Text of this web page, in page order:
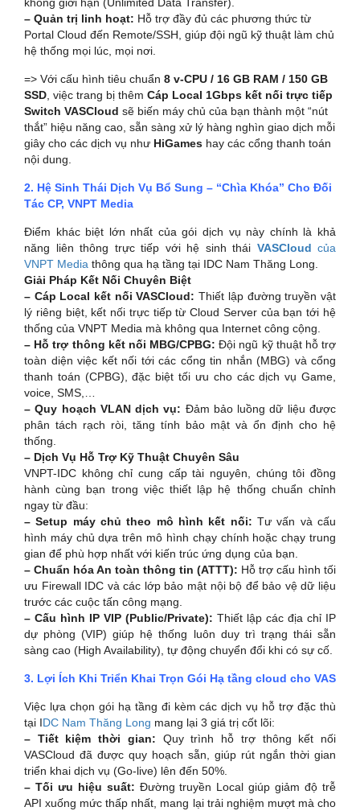
– Quản trị linh hoạt: Hỗ trợ đầy đủ các phương thức từ
Portal Cloud đến Remote/SSH, giúp đội ngũ kỹ thuật làm chủ
hệ thống mọi lúc, mọi nơi.
=> Với cấu hình tiêu chuẩn 8 v-CPU / 16 GB RAM / 150 GB
SSD , việc trang bị thêm Cáp Local 1Gbps kết nối trực tiếp
Switch VASCloud sẽ biến máy chủ của bạn thành một “nút
thắt” hiệu năng cao, sẵn sàng xử lý hàng nghìn giao dịch mỗi
giây cho các dịch vụ như HiGames hay các cổng thanh toán
nội dung.
2. Hệ Sinh Thái Dịch Vụ Bổ Sung – “Chìa Khóa” Cho Đối
Tác CP, VNPT Media
Điểm khác biệt lớn nhất của gói dịch vụ này chính là khả
năng liên thông trực tiếp với hệ sinh thái VASCloud của
VNPT Media thông qua hạ tầng tại IDC Nam Thăng Long.
Giải Pháp Kết Nối Chuyên Biệt
– Cáp Local kết nối VASCloud: Thiết lập đường truyền vật
lý riêng biệt, kết nối trực tiếp từ Cloud Server của bạn tới hệ
thống của VNPT Media mà không qua Internet công cộng.
– Hỗ trợ thông kết nối MBG/CPBG: Đội ngũ kỹ thuật hỗ trợ
toàn diện việc kết nối tới các cổng tin nhắn (MBG) và cổng
thanh toán (CPBG), đặc biệt tối ưu cho các dịch vụ Game,
voice, SMS,…
– Quy hoạch VLAN dịch vụ: Đảm bảo luồng dữ liệu được
phân tách rạch ròi, tăng tính bảo mật và ổn định cho hệ
thống.
– Dịch Vụ Hỗ Trợ Kỹ Thuật Chuyên Sâu
VNPT-IDC không chỉ cung cấp tài nguyên, chúng tôi đồng
hành cùng bạn trong việc thiết lập hệ thống chuẩn chỉnh
ngay từ đầu:
– Setup máy chủ theo mô hình kết nối: Tư vấn và cấu
hình máy chủ dựa trên mô hình chạy chính hoặc chạy trung
gian để phù hợp nhất với kiến trúc ứng dụng của bạn.
– Chuẩn hóa An toàn thông tin (ATTT): Hỗ trợ cấu hình tối
ưu Firewall IDC và các lớp bảo mật nội bộ để bảo vệ dữ liệu
trước các cuộc tấn công mạng.
– Cấu hình IP VIP (Public/Private): Thiết lập các địa chỉ IP
dự phòng (VIP) giúp hệ thống luôn duy trì trạng thái sẵn
sàng cao (High Availability), tự động chuyển đổi khi có sự cố.
3. Lợi Ích Khi Triển Khai Trọn Gói Hạ tầng cloud cho VAS
Việc lựa chọn gói hạ tầng đi kèm các dịch vụ hỗ trợ đặc thù
tại IDC Nam Thăng Long mang lại 3 giá trị cốt lõi:
– Tiết kiệm thời gian: Quy trình hỗ trợ thông kết nối
VASCloud đã được quy hoạch sẵn, giúp rút ngắn thời gian
triển khai dịch vụ (Go-live) lên đến 50%.
– Tối ưu hiệu suất: Đường truyền Local giúp giảm độ trễ
API xuống mức thấp nhất, mang lại trải nghiệm mượt mà cho